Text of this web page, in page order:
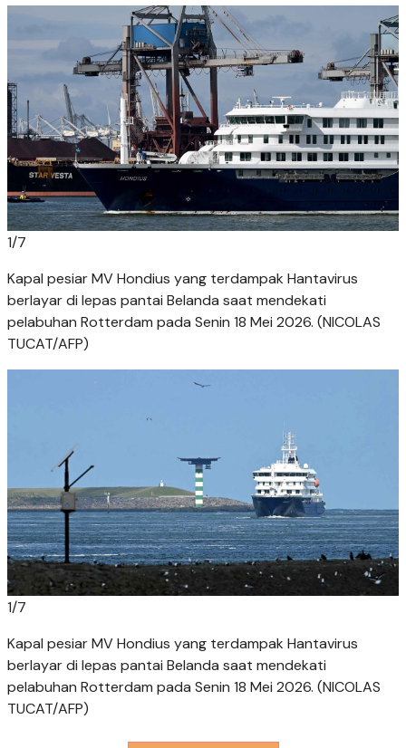
1/7
Kapal pesiar MV Hondius yang terdampak Hantavirus
berlayar di lepas pantai Belanda saat mendekati
pelabuhan Rotterdam pada Senin 18 Mei 2026. (NICOLAS
TUCAT/AFP)
1/7
Kapal pesiar MV Hondius yang terdampak Hantavirus
berlayar di lepas pantai Belanda saat mendekati
pelabuhan Rotterdam pada Senin 18 Mei 2026. (NICOLAS
TUCAT/AFP)